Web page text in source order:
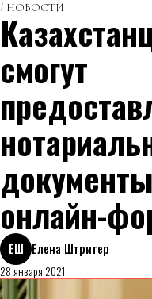
НОВОСТИ
смогут
онлайн-
ЕШ Елена Штритер
28 января 2021